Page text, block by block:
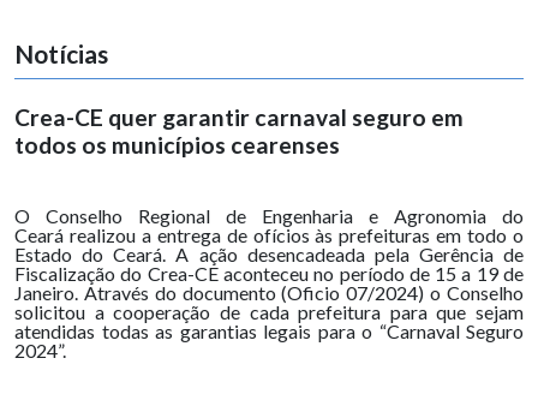
Notícias
Crea-CE quer garantir carnaval seguro em
todos os municípios cearenses
O Conselho Regional de Engenharia e Agronomia do
Ceará realizou a entrega de ofícios às prefeituras em todo o
Estado do Ceará. A ação desencadeada pela Gerência de
Fiscalização do Crea-CE aconteceu no período de 15 a 19 de
Janeiro. Através do documento (Oficio 07/2024) o Conselho
solicitou a cooperação de cada prefeitura para que sejam
atendidas todas as garantias legais para o “Carnaval Seguro
2024”.